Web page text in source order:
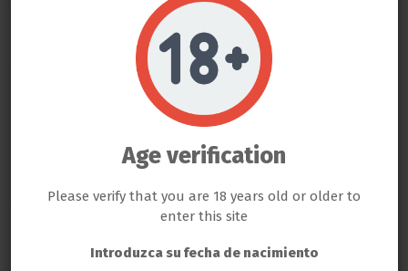
Descripción
Age verification
Please verify that you are 18 years old or older to
enter this site
Introduzca su fecha de nacimiento
LLAMAS GROW NO VENDE ABSOLUTAMENTE NINGÚN PRODUCTO QUE ESTE FUERA DE LA LEY
TODOS LOS PRODUCTOS QUE SE VENDEN EN ESTA WEB SON EXCLUSIVAMENTE PARA LA HORTICULTURA
PROFESIONAL
GERMINAR NI CULTIVAR, SI ALGÚN CLIENTE DE LLAMAS GROW NO RESPETA LA LEY SERÁ BAJO SU
RESPONSABILIDAD